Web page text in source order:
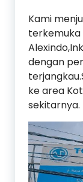
Kami
dengan
ke area
sekitarnya.